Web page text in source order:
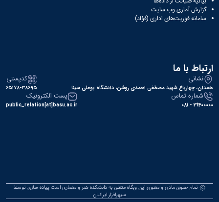
گزارش آماری وب‌ سایت
سامانه فوریت‌های اداری (فؤاد)
ارتباط با ما
نشانی
همدان، چهارباغ شهید مصطفی احمدی روشن، دانشگاه بوعلی سینا
کدپستی
۶۵۱۷۸-۳۸۶۹۵
شماره تماس
31400000 - 081
پست الکترونیک
public_relation[at]basu.ac.ir
تمام حقوق مادی و معنوی این وبگاه متعلق به دانشکده هنر و معماری است.پیاده سازی توسط
سپهرافزار ایرانیان